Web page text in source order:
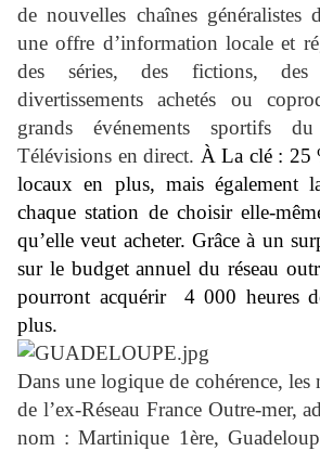
de nouvelles chaînes généralistes
une offre d’information locale et
des séries, des fictions,
divertissements achetés ou
grands événements sportifs
Télévisions en direct. À La clé : 25
locaux en plus, mais également
chaque station de choisir elle-
qu’elle veut acheter. Grâce à un
sur le budget annuel du réseau
pourront acquérir 4 000 heures
plus.
Dans une logique de cohérence, les
de l’ex-Réseau France Outre-mer,
nom : Martinique 1ère,